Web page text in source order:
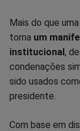
Mais do que
torna um
institucional,
condenações
sido usados
presidente.
Com base em